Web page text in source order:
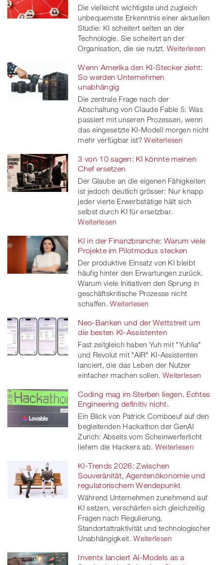
Die vielleicht wichtigste und zugleich
unbequemste Erkenntnis einer aktuellen
Studie: KI scheitert selten an der
Technologie. Sie scheitert an der
Organisation, die sie nutzt. Weiterlesen
Wenn Amerika den KI-Stecker zieht:
So werden Unternehmen
unabhängig
Die zentrale Frage nach der
Abschaltung von Claude Fable 5: Was
passiert mit unseren Prozessen, wenn
das eingesetzte KI-Modell morgen nicht
mehr verfügbar ist? Weiterlesen
3 von 10 sagen: KI könnte meinen
Chef ersetzen
Der Glaube an die eigenen Fähigkeiten
ist jedoch deutlich grösser: Nur knapp
jeder vierte Erwerbstätige hält sich
selbst durch KI für ersetzbar.
Weiterlesen
KI in der Finanzbranche: Warum viele
Projekte im Pilotmodus stecken
Der produktive Einsatz von KI bleibt
häufig hinter den Erwartungen zurück.
Warum viele Initiativen den Sprung in
geschäftskritische Prozesse nicht
schaffen. Weiterlesen
Neo-Banken und der Wettstreit um
die besten KI-Assistenten
Fast zeitgleich haben Yuh mit "Yuhlia"
und Revolut mit "AIR" KI-Assistenten
lanciert, die das Leben der Nutzer
einfacher machen sollen. Weiterlesen
Coding mag im Sterben liegen. Echtes
Engineering definitiv nicht.
Ein Blick von Patrick Comboeuf auf den
begleitenden Hackathon der GenAI
Zurich: Abseits vom Scheinwerferlicht
liefern die Hackers ab. Weiterlesen
KI-Trends 2026: Zwischen
Souveränität, Agentenökonomie und
regulatorischem Wendepunkt
Während Unternehmen zunehmend auf
KI setzen, verschärfen sich gleichzeitig
Fragen nach Regulierung,
Standortattraktivität und technologischer
Unabhängigkeit.Weiterlesen
Inventx lanciert AI-Models as a